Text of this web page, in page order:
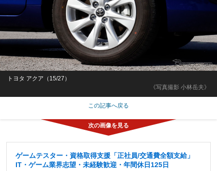
《写真撮影 小林岳夫》
トヨタ アクア（15/27）
この記事へ戻る
ゲームテスター・資格取得支援「正社員/交通費全額支給」
IT・ゲーム業界志望・未経験歓迎・年間休日125日